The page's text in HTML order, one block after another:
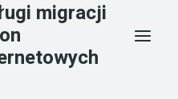
migracji